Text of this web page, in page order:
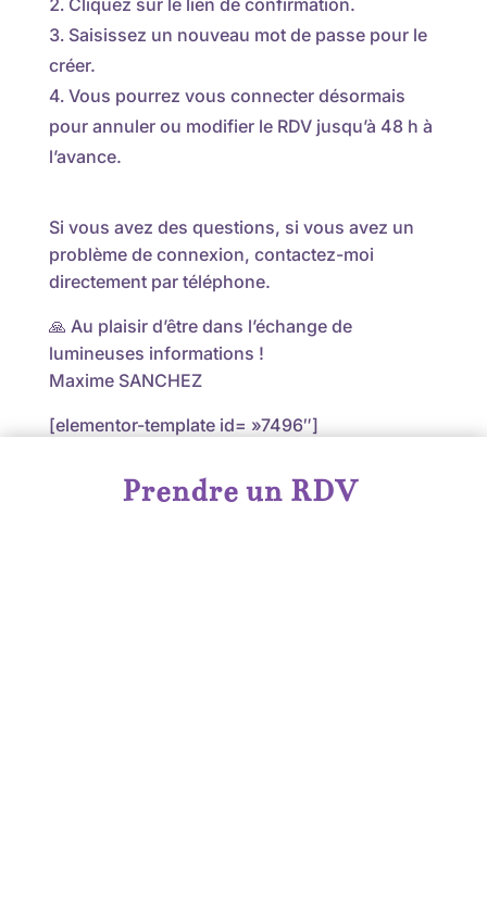
Cliquez sur le lien de confirmation.
Saisissez un nouveau mot de passe pour le
créer.
Vous pourrez vous connecterdésormais
pour annuler ou modifier le RDV jusqu’à 48 h à
l’avance.
Si vous avez des questions, si vous avez un
problème de connexion, contactez-moi
directement par téléphone.
🙏 Au plaisir d’être dans l’échange de
lumineuses informations !
Maxime SANCHEZ
[elementor-template id= »7496″]
Prendre un RDV